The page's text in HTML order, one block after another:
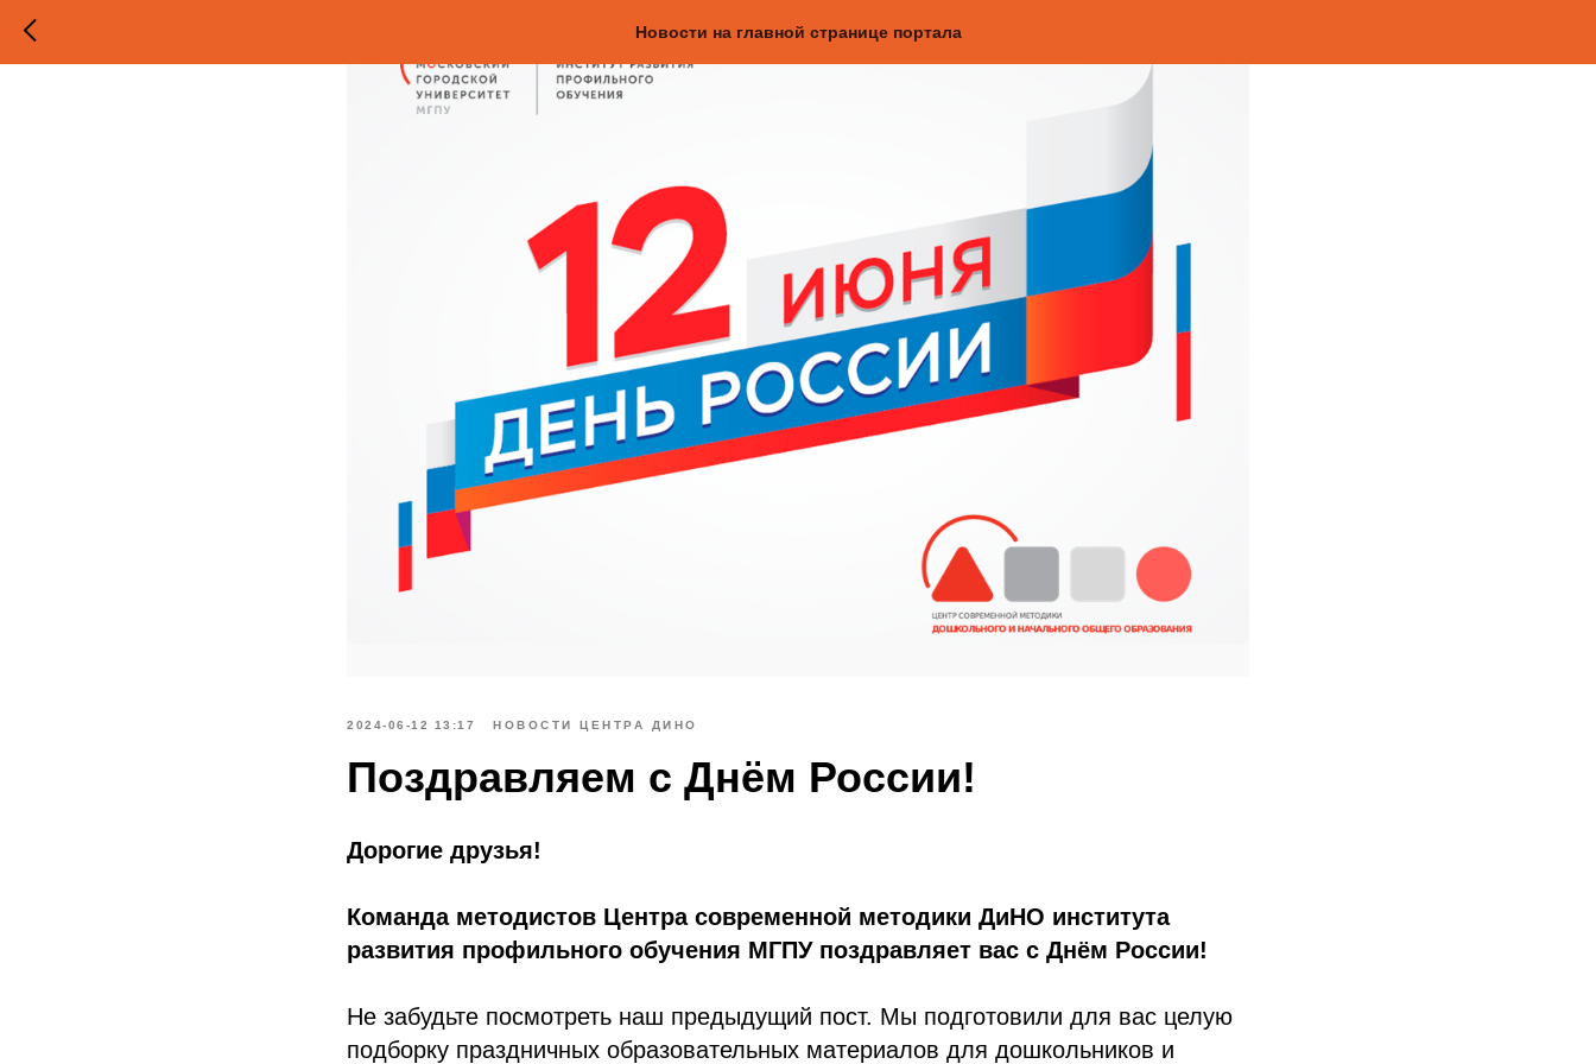
Новости на главной странице портала
2024-06-12 13:17 НОВОСТИ ЦЕНТРА ДИНО
Поздравляем с Днём России!
Дорогие друзья!
Команда методистов Центра современной методики ДиНО института
развития профильного обучения МГПУ поздравляет вас с Днём России!
Не забудьте посмотреть наш предыдущий пост. Мы подготовили для вас целую
подборку праздничных образовательных материалов для дошкольников и